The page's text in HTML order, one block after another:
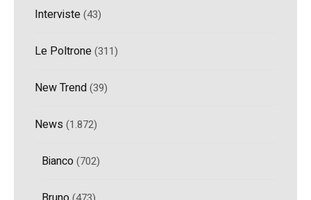
Interviste(43)
Le Poltrone(311)
New Trend(39)
News (1.872)
Bianco(702)